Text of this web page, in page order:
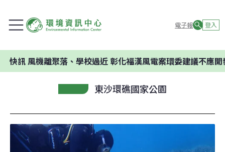
電子報 登入
機離聚落、學校過近 彰化福漢風電案環委建議不應開發
東沙環礁國家公園